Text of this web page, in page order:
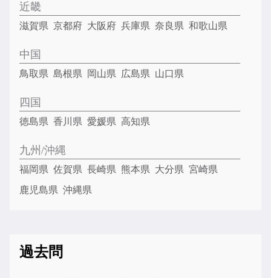
近畿
滋賀県 京都府 大阪府 兵庫県 奈良県 和歌山県
中国
鳥取県 島根県 岡山県 広島県 山口県
四国
徳島県 香川県 愛媛県 高知県
九州/沖縄
福岡県 佐賀県 長崎県 熊本県 大分県 宮崎県
鹿児島県 沖縄県
過去問